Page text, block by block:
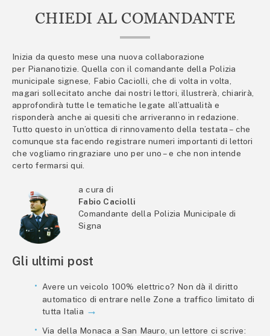
CHIEDI AL COMANDANTE
Inizia da questo mese una nuova collaborazione
per Piananotizie. Quella con il comandante della Polizia
municipale signese, Fabio Caciolli, che di volta in volta,
magari sollecitato anche dai nostri lettori, illustrerà, chiarirà,
approfondirà tutte le tematiche legate all’attualità e
risponderà anche ai quesiti che arriveranno in redazione.
Tutto questo in un’ottica di rinnovamento della testata – che
comunque sta facendo registrare numeri importanti di lettori
che vogliamo ringraziare uno per uno – e che non intende
certo fermarsi qui.
a cura di
Fabio Caciolli
Comandante della Polizia Municipale di
Signa
Gli ultimi post
Avere un veicolo 100% elettrico? Non dà il diritto
automatico di entrare nelle Zone a traffico limitato di
tutta Italia
Via della Monaca a San Mauro, un lettore ci scrive: